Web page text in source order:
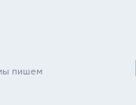
мы пишем